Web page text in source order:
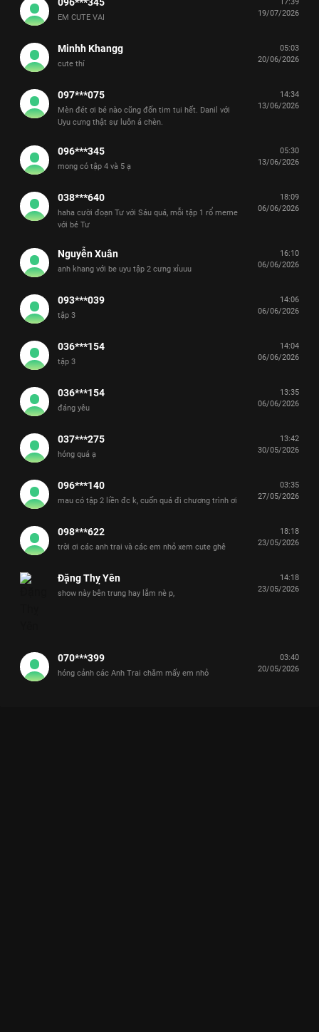
EM CUTE VAI
19/07/2026
Minhh Khangg
cute thí
05:03
20/06/2026
097***075
Mèn đét ơi bé nào cũng đốn tim tui hết. Danil với
Uyu cưng thật sự luôn á chèn.
14:34
13/06/2026
096***345
mong có tập 4 và 5 ạ
05:30
13/06/2026
038***640
haha cười đoạn Tư với Sáu quá, mỗi tập 1 rổ meme
với bé Tư
18:09
06/06/2026
Nguyễn Xuân
anh khang với be uyu tập 2 cưng xỉuuu
16:10
06/06/2026
093***039
tập 3
14:06
06/06/2026
036***154
tập 3
14:04
06/06/2026
036***154
đáng yêu
13:35
06/06/2026
037***275
hóng quá ạ
13:42
30/05/2026
096***140
mau có tập 2 liền đc k, cuốn quá đi chương trình ơi
03:35
27/05/2026
098***622
trời ơi các anh trai và các em nhỏ xem cute ghê
18:18
23/05/2026
Đặng Thỵ Yên
show này bên trung hay lắm nè p,
14:18
23/05/2026
070***399
hóng cảnh các Anh Trai chăm mấy em nhỏ
03:40
20/05/2026